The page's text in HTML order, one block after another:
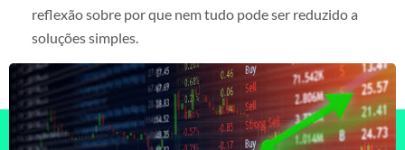
reflexão sobre por que nem tudo pode ser reduzido a
soluções simples.